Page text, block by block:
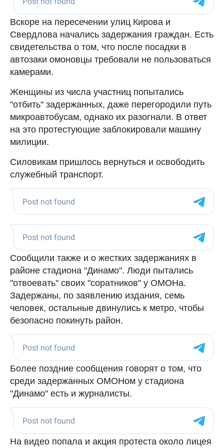
Вскоре на пересечении улиц Кирова и
Свердлова начались задержания граждан. Есть
свидетельства о том, что после посадки в
автозаки омоновцы требовали не пользоваться
камерами.
Женщины из числа участниц попытались
"отбить" задержанных, даже перегородили путь
микроавтобусам, однако их разогнали. В ответ
на это протестующие заблокировали машину
милиции.
Силовикам пришлось вернуться и освободить
служебный транспорт.
Сообщили также и о жестких задержаниях в
районе стадиона "Динамо". Люди пытались
"отвоевать" своих "соратников" у ОМОНа.
Задержаны, по заявлению издания, семь
человек, остальные двинулись к метро, чтобы
безопасно покинуть район.
Более поздние сообщения говорят о том, что
среди задержанных ОМОНом у стадиона
"Динамо" есть и журналисты.
На видео попала и акция протеста около лицея